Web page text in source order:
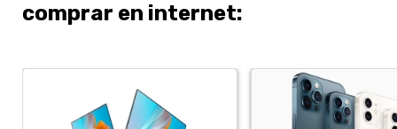
comprar en internet: